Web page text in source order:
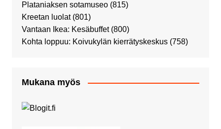
Plataniaksen sotamuseo (815)
Kreetan luolat (801)
Vantaan Ikea: Kesäbuffet (800)
Kohta loppuu: Koivukylän kierrätyskeskus (758)
Mukana myös